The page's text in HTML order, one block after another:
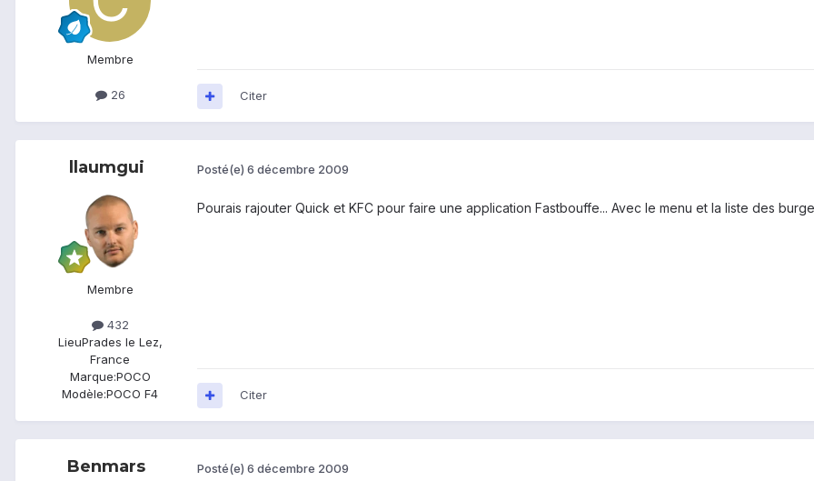
Membre
26 Citer
llaumgui
Membre
432
LieuPrades le Lez,
France
Marque:POCO
Modèle:POCO F4
Posté(e) 6 décembre 2009
Pourais rajouter Quick et KFC pour faire une application Fastbouffe... Avec le menu et la liste des
Citer
Benmars Posté(e) 6 décembre 2009